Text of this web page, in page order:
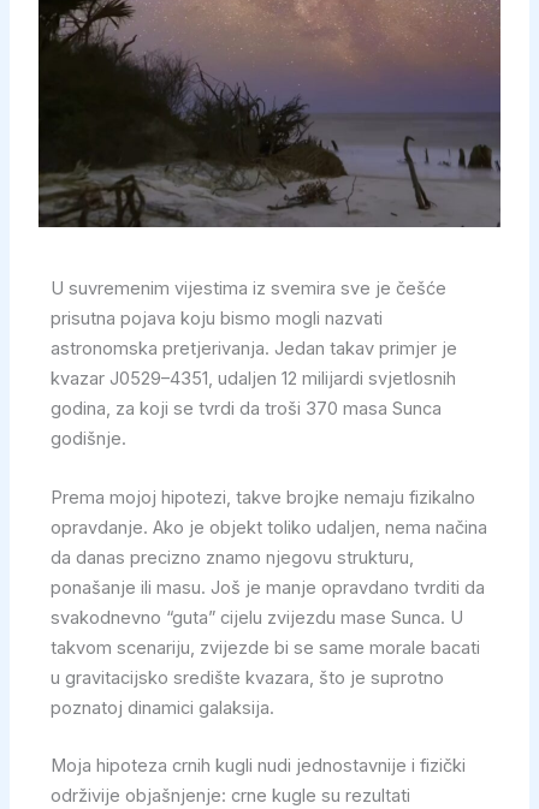
U suvremenim vijestima iz svemira sve je češće
prisutna pojava koju bismo mogli nazvati
astronomska pretjerivanja. Jedan takav primjer je
kvazar J0529–4351, udaljen 12 milijardi svjetlosnih
godina, za koji se tvrdi da troši 370 masa Sunca
godišnje.
Prema mojoj hipotezi, takve brojke nemaju fizikalno
opravdanje. Ako je objekt toliko udaljen, nema načina
da danas precizno znamo njegovu strukturu,
ponašanje ili masu. Još je manje opravdano tvrditi da
svakodnevno “guta” cijelu zvijezdu mase Sunca. U
takvom scenariju, zvijezde bi se same morale bacati
u gravitacijsko središte kvazara, što je suprotno
poznatoj dinamici galaksija.
Moja hipoteza crnih kugli nudi jednostavnije i fizički
održivije objašnjenje: crne kugle su rezultati